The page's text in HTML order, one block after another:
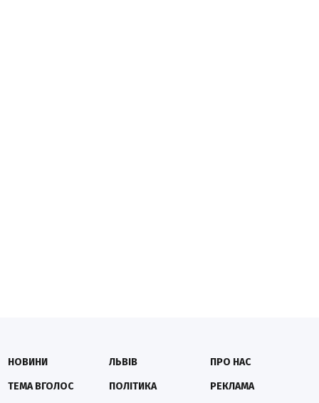
НОВИНИ
ТЕМА ВГОЛОС
ЛЬВІВ
ПОЛІТИКА
ПРО НАС
РЕКЛАМА